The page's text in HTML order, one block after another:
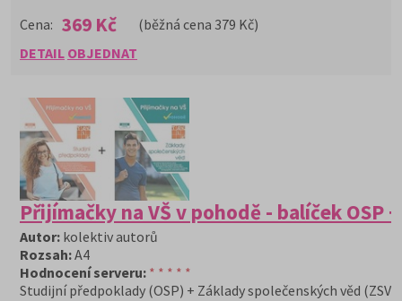
Cena: 369 Kč
(běžná cena 379 Kč)
DETAIL OBJEDNAT
Přijímačky na VŠ v pohodě - balíček OSP +
Autor: kolektiv autorů
Rozsah:A4
Hodnocení serveru: * * * * *
Studijní předpoklady (OSP) + Základy společenských věd (ZSV)